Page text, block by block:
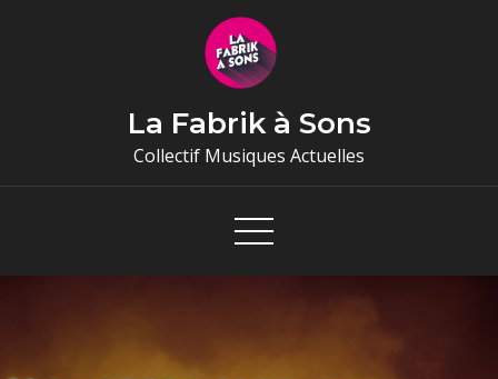
La Fabrik à Sons
Collectif Musiques Actuelles